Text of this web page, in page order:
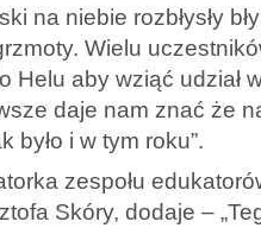
na niebie rozbłysły
Wielu
Helu aby wziąć udział
daje nam znać że
było i w tym roku”.
zespołu
Skóry, dodaje –